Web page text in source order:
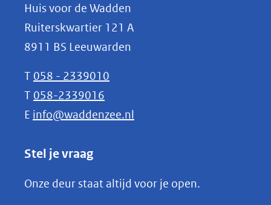
(verwijst
naar
een
andere
website)
Huis voor de Wadden
Ruiterskwartier 121 A
8911 BS Leeuwarden
T 058 - 2339010
T 058-2339016
E info@waddenzee.nl
Stel je vraag
Onze deur staat altijd voor je open.